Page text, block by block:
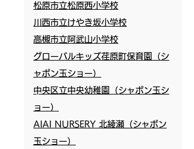
松原市立松原西小学校
川西市立けやき坂小学校
高槻市立阿武山小学校
グローバルキッズ荏原町保育園​（シ
ャボン玉ショー）
​中央区立中央幼稚園（シャボン玉シ
ョー）
AIAI NURSERY 北綾瀬（シャボン
玉ショー）